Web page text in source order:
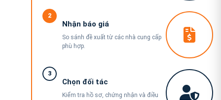
2
Nhận báo giá
So sánh đề xuất từ các nhà cung cấp
phù hợp.
3
Chọn đối tác
Kiểm tra hồ sơ, chứng nhận và điều